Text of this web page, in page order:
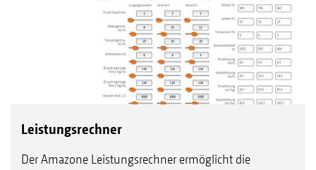
Leistungsrechner
Der Amazone Leistungsrechner ermöglicht die